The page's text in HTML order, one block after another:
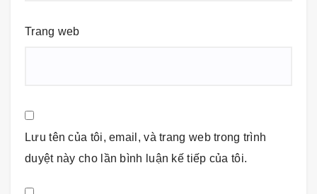
Trang web
Lưu tên của tôi, email, và trang web trong trình
duyệt này cho lần bình luận kế tiếp của tôi.